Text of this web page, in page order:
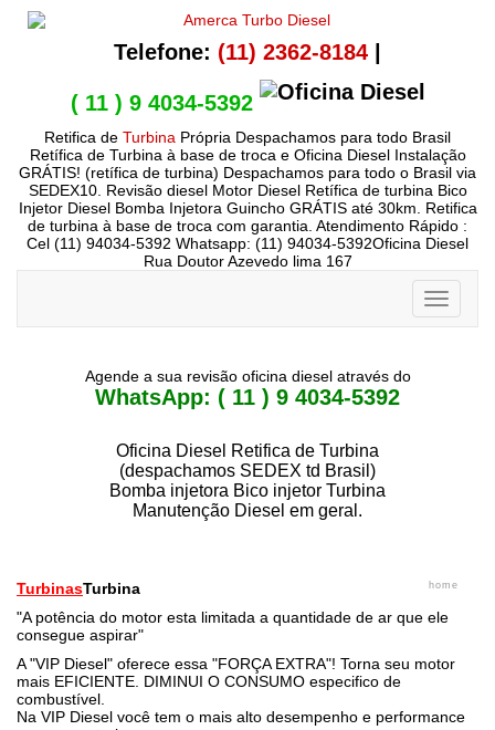
Telefone: (11) 2362-8184
( 11 ) 9 4034-5392
Retifica de Turbina Própria Despachamos para todo Brasil
Retífica de Turbina à base de troca e Oficina Diesel Instalação
GRÁTIS! (retífica de turbina) Despachamos para todo o Brasil via
SEDEX10. Revisão diesel Motor Diesel Retífica de turbina Bico
Injetor Diesel Bomba Injetora Guincho GRÁTIS até 30km. Retifica
de turbina à base de troca com garantia. Atendimento Rápido :
Cel (11) 94034-5392 Whatsapp: (11) 94034-5392Oficina Diesel
Rua Doutor Azevedo lima 167
Toggle
Agende a sua revisão oficina diesel através do
WhatsApp: ( 11 ) 9 4034-5392
Oficina Diesel Retifica de Turbina
(despachamos SEDEX td Brasil)
Bomba injetora Bico injetor Turbina
Manutenção Diesel em geral.
TurbinasTurbina home
"A potência do motor esta limitada a quantidade de ar que ele
consegue aspirar"
A "VIP Diesel" oferece essa "FORÇA EXTRA"! Torna seu motor
mais EFICIENTE. DIMINUI O CONSUMO especifico de
combustível.
Na VIP Diesel você tem o mais alto desempenho e performance